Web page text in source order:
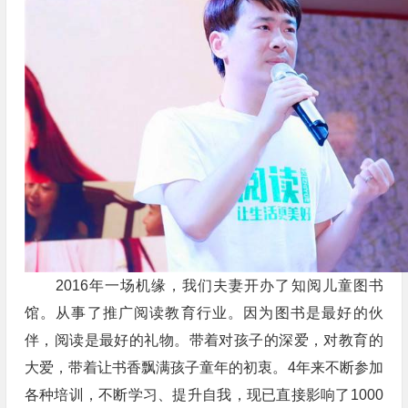
2016年一场机缘，我们夫妻开办了知阅儿童图书
馆。从事了推广阅读教育行业。因为图书是最好的伙
伴，阅读是最好的礼物。带着对孩子的深爱，对教育的
大爱，带着让书香飘满孩子童年的初衷。4年来不断参加
各种培训，不断学习、提升自我，现已直接影响了1000